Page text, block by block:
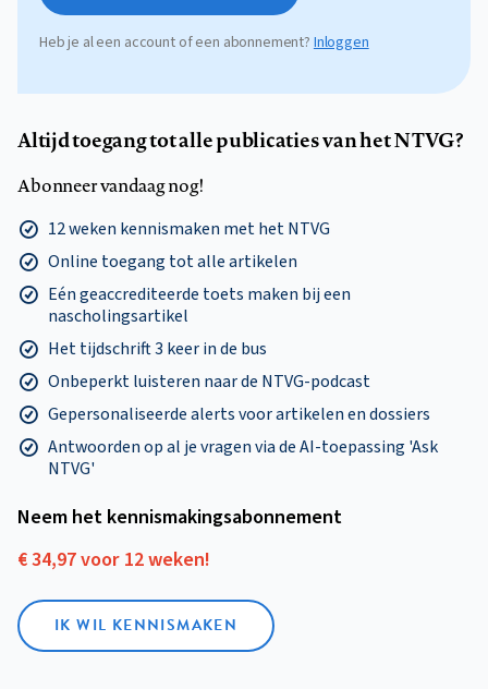
Heb je al een account of een abonnement? Inloggen
Altijd toegang tot alle publicaties van het NTVG?
Abonneer vandaag nog!
12 weken kennismaken met het NTVG
Online toegang tot alle artikelen
Eén geaccrediteerde toets maken bij een
nascholingsartikel
Het tijdschrift 3 keer in de bus
Onbeperkt luisteren naar de NTVG-podcast
Gepersonaliseerde alerts voor artikelen en dossiers
Antwoorden op al je vragen via de AI-toepassing 'Ask
NTVG'
Neem het kennismakings­abonnement
€ 34,97 voor 12 weken!
IK WIL KENNISMAKEN